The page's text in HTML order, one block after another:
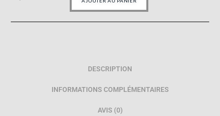
DESCRIPTION
INFORMATIONS COMPLÉMENTAIRES
AVIS (0)